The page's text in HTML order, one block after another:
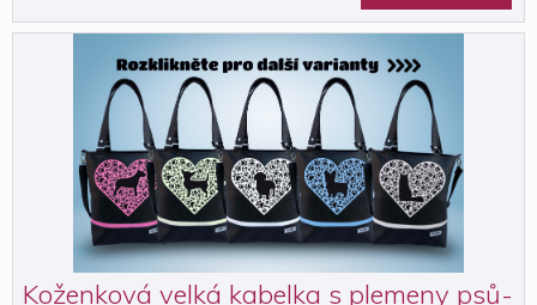
Koženková velká kabelka s plemeny psů-